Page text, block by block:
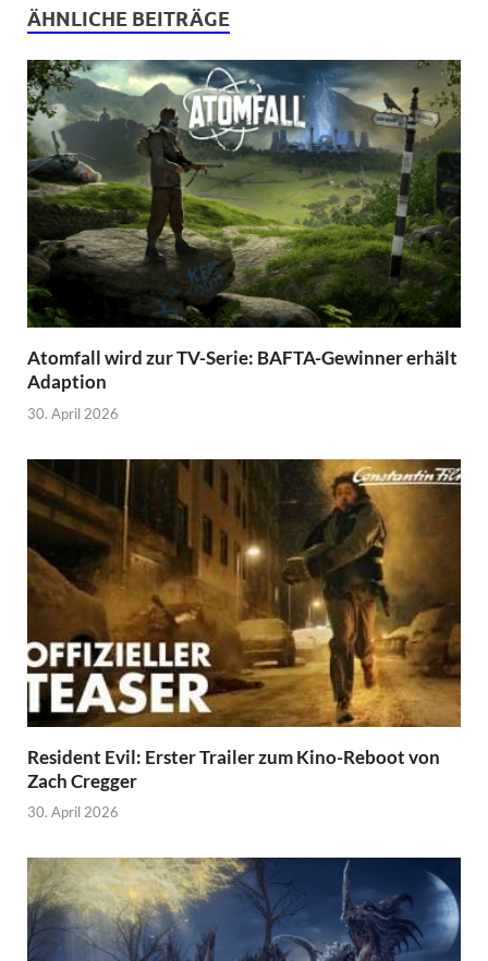
ÄHNLICHE BEITRÄGE
Atomfall wird zur TV-Serie: BAFTA-Gewinner erhält
Adaption
30. April 2026
Resident Evil: Erster Trailer zum Kino-Reboot von
Zach Cregger
30. April 2026